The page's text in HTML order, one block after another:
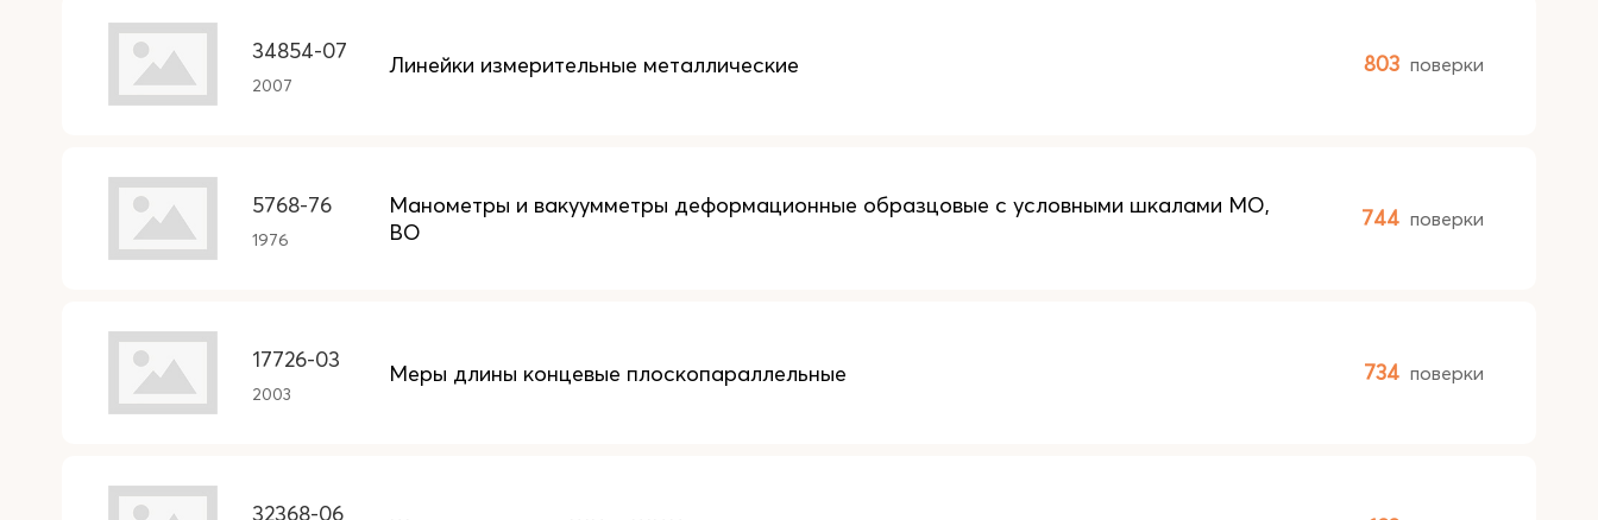
34854-07
2007
Линейки измерительные металлические 803 поверки
5768-76
1976
Манометры и вакуумметры деформационные образцовые с условными шкалами МО,
ВО
744 поверки
17726-03
2003
Меры длины концевые плоскопараллельные 734 поверки
32368-06